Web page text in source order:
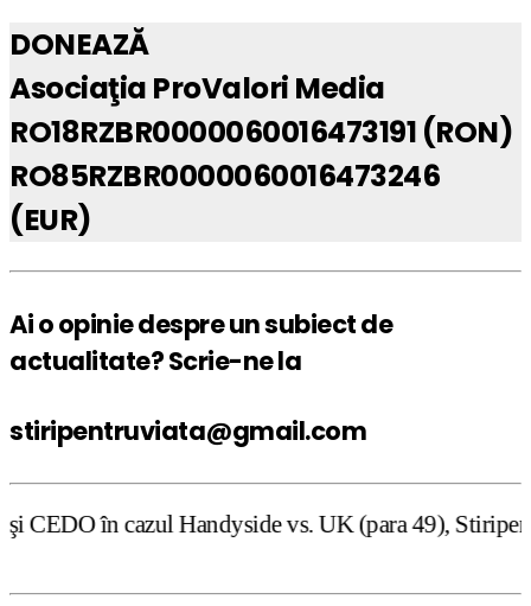
DONEAZĂ
Asociaţia ProValori Media
RO18RZBR0000060016473191 (RON)
RO85RZBR0000060016473246
(EUR)
Ai o opinie despre un subiect de
actualitate? Scrie-ne la
stiripentruviata@gmail.com
Handyside vs. UK (para 49), Stiripentruviata.ro